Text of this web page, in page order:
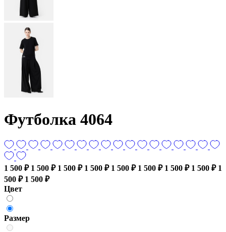
Футболка 4064
1 500 ₽ 1 500 ₽ 1 500 ₽ 1 500 ₽ 1 500 ₽ 1 500 ₽ 1 500 ₽ 1 500 ₽ 1
500 ₽ 1 500 ₽
Цвет
Размер